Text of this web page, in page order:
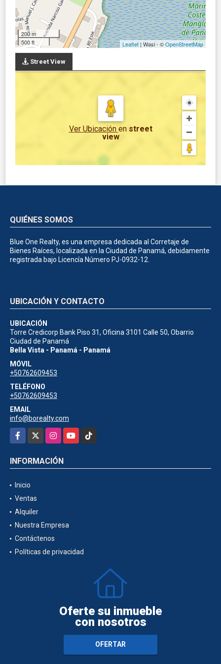
200 m
500 ft
Leaflet| Wasi - ©OpenStreetMap
Street View
Ver Ubicación en street
view
QUIÉNES SOMOS
Blue One Realty, es una empresa dedicada al Corretaje de
Bienes Raíces, localizada en la Ciudad de Panamá, debidamente
registrada bajo Licencía Número PJ-0932-12.
UBICACIÓN Y CONTACTO
UBICACIÓN
Torre Credicorp Bank Piso 31, Oficina 3101 Calle 50, Obarrio
Ciudad de Panamá
Bella Vista - Panamá - Panamá
MÓVIL
+50762609453
TELÉFONO
+50762609453
EMAIL
info@borealty.com
Facebook
InstagramYouTubeTikTok
INFORMACIÓN
Inicio
Ventas
Alquiler
Nuestra Empresa
Contáctenos
Políticas de privacidad
Oferte su inmueble
con nosotros
OFERTAR